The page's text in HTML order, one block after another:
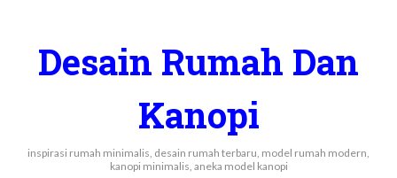
Desain Rumah Dan
Kanopi
inspirasi rumah minimalis, desain rumah terbaru, model rumah modern,
kanopi minimalis, aneka model kanopi